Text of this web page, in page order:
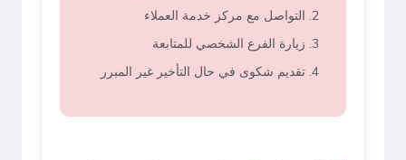
التواصل مع مركز خدمة العملاء
زيارة الفرع الشخصي للمتابعة
تقديم شكوى في حال التأخير غير المبرر